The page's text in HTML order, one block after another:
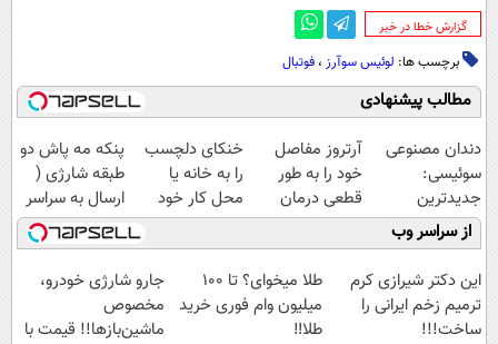
‌گزارش خطا در خبر
برچسب ها: لوئیس سوآرز ، فوتبال
مطالب پیشنهادی
دندان مصنوعی
سوئیسی:
جدیدترین
فناوری اروپا،
سبک و مقاوم |
پرداخت قسطی
آرتروز مفاصل
خود را به طور
قطعی درمان
کنید!
◗پرسش‌نامه◖
خنکای دلچسب
را به خانه یا
محل کار خود
بیاورید! (پنکه
مه پاش
رومیزی)
پنکه مه پاش دو
طبقه شارژی (
ارسال به سراسر
کشور)
از سراسر وب
این دکتر شیرازی کرم
ترمیم زخم ایرانی را
ساخت!!!
طلا میخوای؟ تا 100
میلیون وام فوری خرید
طلا‼️
جارو شارژی خودرو،
مخصوص
ماشین‌باز‌ها!! قیمت با